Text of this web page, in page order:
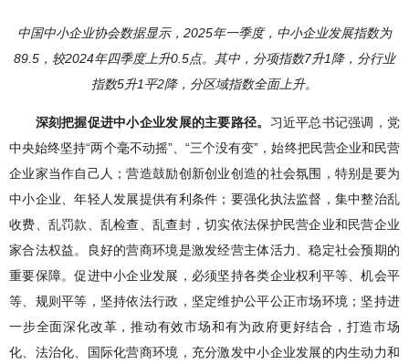
中国中小企业协会数据显示，2025年一季度，中小企业发展指数为
89.5，较2024年四季度上升0.5点。其中，分项指数7升1降，分行业
指数5升1平2降，分区域指数全面上升。
深刻把握促进中小企业发展的主要路径。 习近平总书记强调，党
中央始终坚持“两个毫不动摇”、“三个没有变”，始终把民营企业和民营
企业家当作自己人；营造鼓励创新创业创造的社会氛围，特别是要为
中小企业、年轻人发展提供有利条件；要强化执法监督，集中整治乱
收费、乱罚款、乱检查、乱查封，切实依法保护民营企业和民营企业
家合法权益。良好的营商环境是激发经营主体活力、稳定社会预期的
重要保障。促进中小企业发展，必须坚持各类企业权利平等、机会平
等、规则平等，坚持依法行政，坚定维护公平公正市场环境；坚持进
一步全面深化改革，推动有效市场和有为政府更好结合，打造市场
化、法治化、国际化营商环境，充分激发中小企业发展的内生动力和